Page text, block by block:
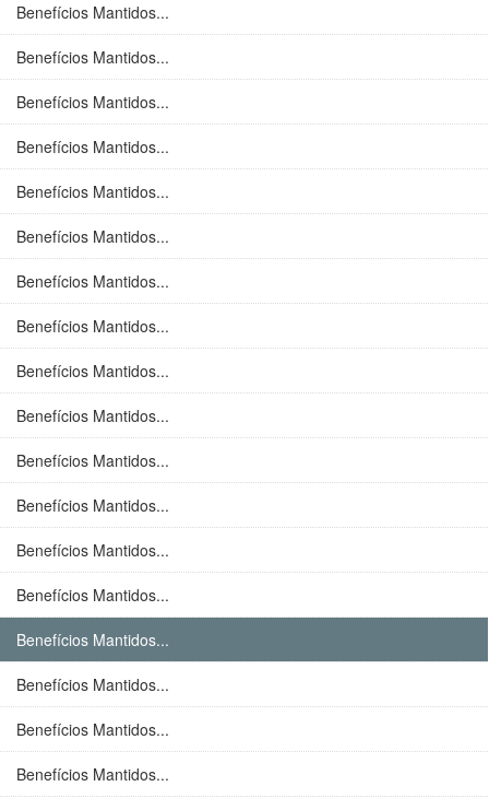
Benefícios Mantidos...
Benefícios Mantidos...
Benefícios Mantidos...
Benefícios Mantidos...
Benefícios Mantidos...
Benefícios Mantidos...
Benefícios Mantidos...
Benefícios Mantidos...
Benefícios Mantidos...
Benefícios Mantidos...
Benefícios Mantidos...
Benefícios Mantidos...
Benefícios Mantidos...
Benefícios Mantidos...
Benefícios Mantidos...
Benefícios Mantidos...
Benefícios Mantidos...
Benefícios Mantidos...